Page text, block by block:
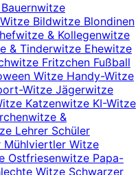
Bauernwitze
Bildwitze Blondinen
& Kollegenwitze
& Tinderwitze Ehewitze
Fritzchen Fußball
Witze Handy-Witze
Witze Jägerwitze
Katzenwitze KI-Witze
&
Lehrer Schüler
Mühlviertler Witze
Ostfriesenwitze Papa-
Witze Schwarzer